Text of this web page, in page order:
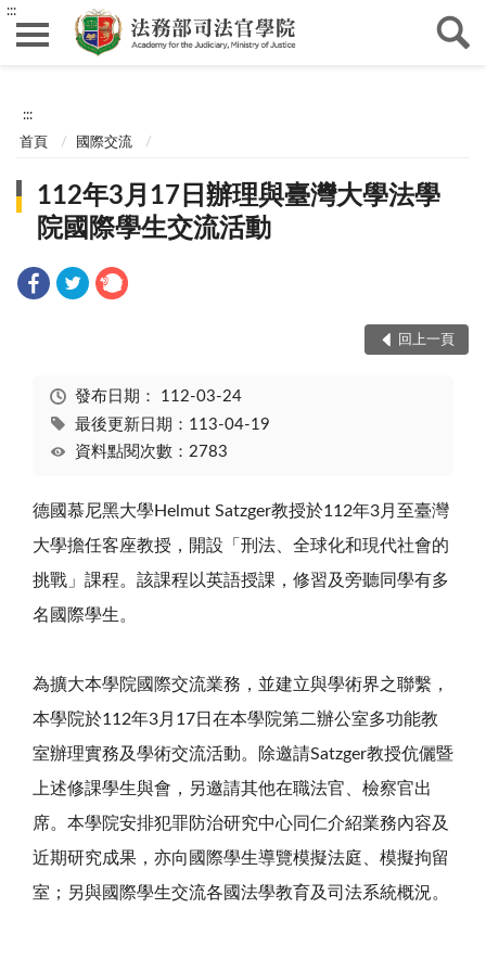
:::
:::
首頁 國際交流
112年3月17日辦理與臺灣大學法學
院國際學生交流活動
回上一頁
發布日期： 112-03-24
最後更新日期：113-04-19
資料點閱次數：2783
德國慕尼黑大學Helmut Satzger教授於112年3月至臺灣
大學擔任客座教授，開設「刑法、全球化和現代社會的
挑戰」課程。該課程 以英語授課，修習及旁聽同學有多
名國際學生。
為擴大本學院國際交流業務，並建立與學術界之聯繫，
本學院於112年3月 17日在本學院第二辦公室多功能教
室辦理實務及學術交流活動。除邀請Satzger教授伉儷暨
上述修課學生與會， 另邀請其他在職法官、檢察官出
席。本學院安排犯罪防治研究中心同仁介紹業務內容及
近期研究成果，亦向國際學生導覽模擬法庭、模擬拘留
室；另與國際學生交流各國法學教育及司法系統概況。